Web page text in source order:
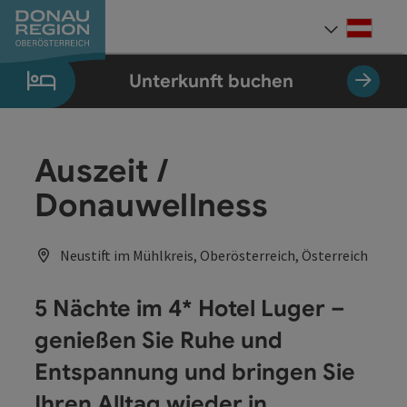
Zum Inhalt
Zur Navigation
Zum Seitenanfang
Zur Kontaktseite
Zum Impressum
Zur Startseite
Unterkunft buchen
Auszeit /
Donauwellness
Neustift im Mühlkreis, Oberösterreich, Österreich
5 Nächte im 4* Hotel Luger –
genießen Sie Ruhe und
Entspannung und bringen Sie